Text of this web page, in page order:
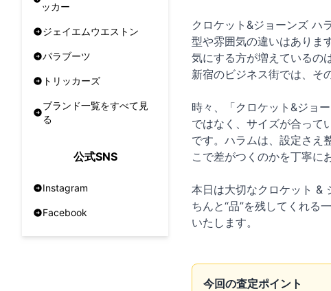
ッカー
ジェイエムウエストン
パラブーツ
トリッカーズ
ブランド一覧をすべて見
る
公式SNS
Instagram
Facebook
クロケット&ジョーンズ ハ
型や雰囲気の違いはありま
気にする方が増えているの
新宿のビジネス街では、そ
時々、「クロケット&ジョ
ではなく、サイズが合って
です。ハラムは、設定さえ
こで差がつくのかを丁寧に
本日は大切なクロケット &
ちんと“品”を残してくれる
いたします。
今回の査定ポイント